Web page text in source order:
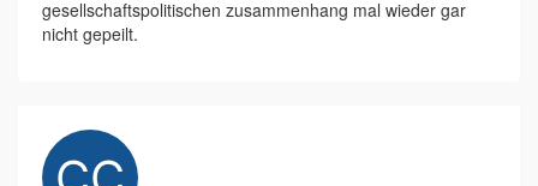
gesellschaftspolitischen zusammenhang mal wieder gar
nicht gepeilt.